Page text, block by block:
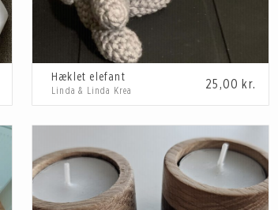
Hæklet elefant
25,00 kr.
Linda & Linda Krea